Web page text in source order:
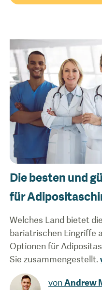
Die besten und
für
Welches Land bietet
bariatrischen Eingriffe
Optionen für
Sie zusammengestellt.
vonAndrew